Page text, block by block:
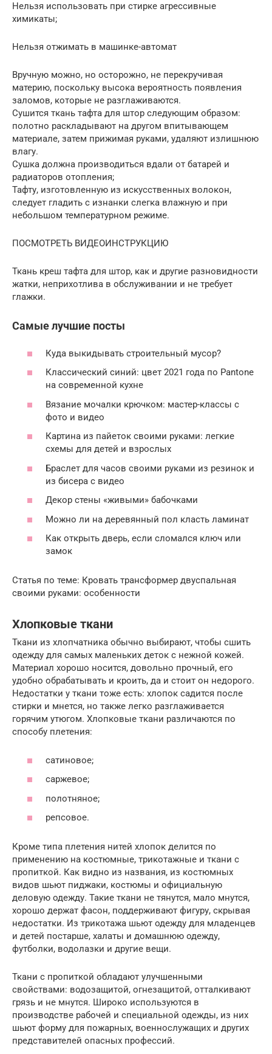
Нельзя использовать при стирке агрессивные
химикаты;
Нельзя отжимать в машинке-автомат
Вручную можно, но осторожно, не перекручивая
материю, поскольку высока вероятность появления
заломов, которые не разглаживаются.
Сушится ткань тафта для штор следующим образом:
полотно раскладывают на другом впитывающем
материале, затем прижимая руками, удаляют излишнюю
влагу.
Сушка должна производиться вдали от батарей и
радиаторов отопления;
Тафту, изготовленную из искусственных волокон,
следует гладить с изнанки слегка влажную и при
небольшом температурном режиме.
ПОСМОТРЕТЬ ВИДЕОИНСТРУКЦИЮ
Ткань креш тафта для штор, как и другие разновидности
жатки, неприхотлива в обслуживании и не требует
глажки.
Самые лучшие посты
Куда выкидывать строительный мусор?
Классический синий: цвет 2021 года по Pantone
на современной кухне
Вязание мочалки крючком: мастер-классы с
фото и видео
Картина из пайеток своими руками: легкие
схемы для детей и взрослых
Браслет для часов своими руками из резинок и
из бисера с видео
Декор стены «живыми» бабочками
Можно ли на деревянный пол класть ламинат
Как открыть дверь, если сломался ключ или
замок
Статья по теме: Кровать трансформер двуспальная
своими руками: особенности
Хлопковые ткани
Ткани из хлопчатника обычно выбирают, чтобы сшить
одежду для самых маленьких деток с нежной кожей.
Материал хорошо носится, довольно прочный, его
удобно обрабатывать и кроить, да и стоит он недорого.
Недостатки у ткани тоже есть: хлопок садится после
стирки и мнется, но также легко разглаживается
горячим утюгом. Хлопковые ткани различаются по
способу плетения:
сатиновое;
саржевое;
полотняное;
репсовое.
Кроме типа плетения нитей хлопок делится по
применению на костюмные, трикотажные и ткани с
пропиткой. Как видно из названия, из костюмных
видов шьют пиджаки, костюмы и официальную
деловую одежду. Такие ткани не тянутся, мало мнутся,
хорошо держат фасон, поддерживают фигуру, скрывая
недостатки. Из трикотажа шьют одежду для младенцев
и детей постарше, халаты и домашнюю одежду,
футболки, водолазки и другие вещи.
Ткани с пропиткой обладают улучшенными
свойствами: водозащитой, огнезащитой, отталкивают
грязь и не мнутся. Широко используются в
производстве рабочей и специальной одежды, из них
шьют форму для пожарных, военнослужащих и других
представителей опасных профессий.